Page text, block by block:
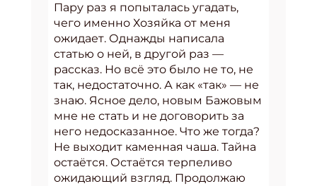
Пару раз я попыталась угадать,
чего именно Хозяйка от меня
ожидает. Однажды написала
статью о ней, в другой раз —
рассказ. Но всё это было не то, не
так, недостаточно. А как «так» — не
знаю. Ясное дело, новым Бажовым
мне не стать и не договорить за
него недосказанное. Что же тогда?
Не выходит каменная чаша. Тайна
остаётся. Остаётся терпеливо
ожидающий взгляд. Продолжаю